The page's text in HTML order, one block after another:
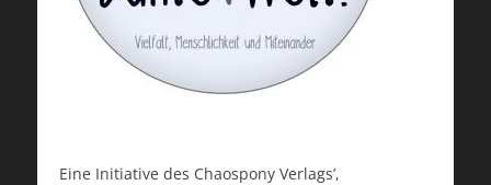
Eine Initiative des Chaospony Verlags’,